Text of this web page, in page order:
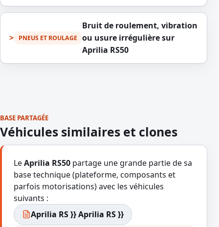
PNEUS ET ROULAGE
Bruit de roulement, vibration
ou usure irrégulière sur
Aprilia RS50
BASE PARTAGÉE
Véhicules similaires et clones
LeAprilia RS50 partage une grande partie de sa
base technique (plateforme, composants et
parfois motorisations) avec les véhicules
suivants :
Aprilia RS }} Aprilia RS }}